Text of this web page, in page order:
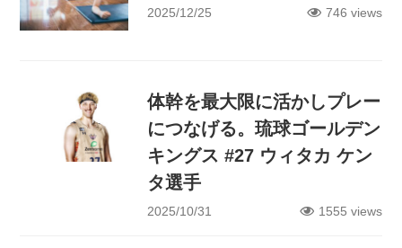
2025/12/25 746 views
体幹を最大限に活かしプレー
につなげる。琉球ゴールデン
キングス #27 ウィタカ ケン
タ選手
2025/10/31 1555 views